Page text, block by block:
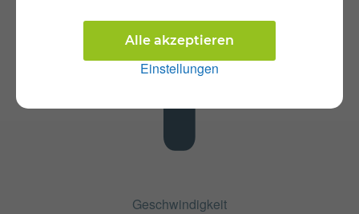
Einstellungen
Alle akzeptieren
Karte von bob auch in Tablets verwendet werden.
Geschwindigkeit